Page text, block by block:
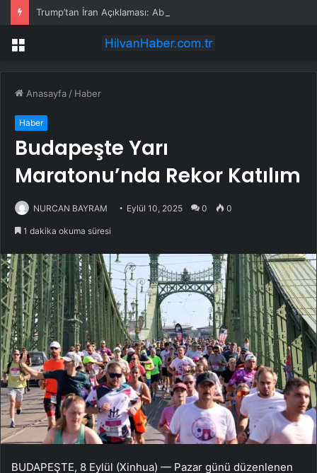
Trump’tan İran Açıklaması: Abluka Devam Edecek
Menü
Anasayfa / Haber
Haber
Budapeşte Yarı
Maratonu’nda Rekor Katılım
NURCAN BAYRAM Eylül 10, 2025 0 0
1 dakika okuma süresi
BUDAPEŞTE, 8 Eylül (Xinhua) — Pazar günü düzenlenen